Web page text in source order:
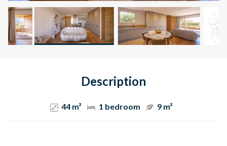
Description
44 m² 1 bedroom 9 m²